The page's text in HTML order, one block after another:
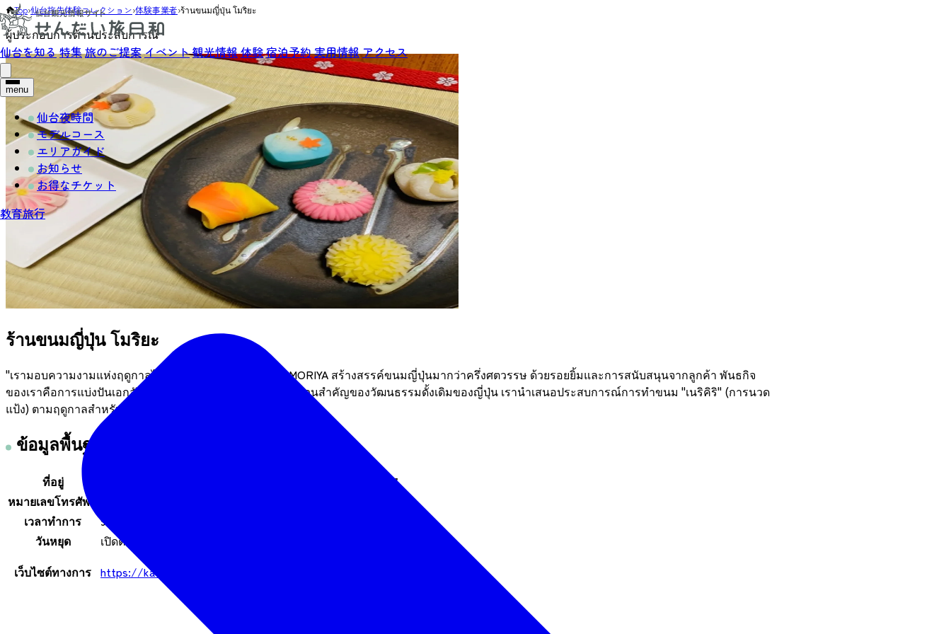
仙台を知る特集旅のご提案イベント観光情報体験宿泊予約実用情報アクセス
menu
仙台夜時間
モデルコース
エリアガイド
お知らせ
お得なチケット
教育旅行
Top›仙台旅先体験コレクション›体験事業者›ร้านขนมญี่ปุ่น โมริยะ
ผู้ประกอบการด้านประสบการณ์
ร้านขนมญี่ปุ่น โมริยะ
"เรามอบความงามแห่งฤดูกาลไว้ในมือคุณ" ร้านขนมญี่ปุ่น MORIYA สร้างสรรค์ขนมญี่ปุ่นมากว่าครึ่งศตวรรษ ด้วยรอยยิ้มและการสนับสนุนจากลูกค้า พันธกิจ
ของเราคือการแบ่งปันเอกลักษณ์เฉพาะของขนมญี่ปุ่น ซึ่งเป็นส่วนสำคัญของวัฒนธรรมดั้งเดิมของญี่ปุ่น เรานำเสนอประสบการณ์การทำขนม "เนริคิริ" (การนวด
แป้ง) ตามฤดูกาลสำหรับทั้งคนท้องถิ่นและนักท่องเที่ยว
ข้อมูลพื้นฐาน
ที่อยู่
10-7, 3-โชเมะ, คิโนชิตะ, วาคาบายาชิ-คุ, เซนได-ชิ 984-0047
หมายเลขโทรศัพท์
เวลาทำการ
9:00～ จนกว่าสินค้าจะหมด (หรือพระอาทิตย์ตก)
วันหยุด
เปิดตลอดทั้งปี
เว็บไซต์ทางการ https://kashin-moriya.jp/